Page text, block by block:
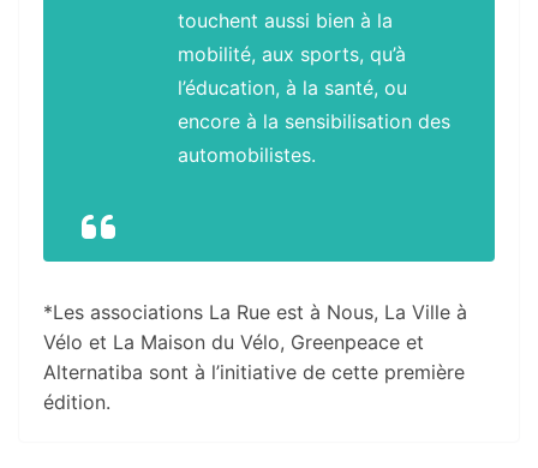
touchent aussi bien à la
mobilité, aux sports, qu’à
l’éducation, à la santé, ou
encore à la sensibilisation des
automobilistes.
*Les associations La Rue est à Nous, La Ville à
Vélo et La Maison du Vélo, Greenpeace et
Alternatiba sont à l’initiative de cette première
édition.